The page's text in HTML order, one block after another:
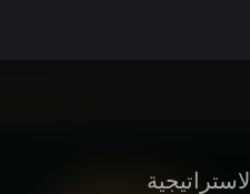
الاستراتيجية